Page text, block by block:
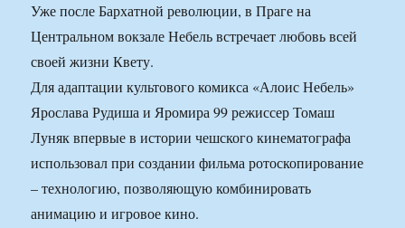
Уже после Бархатной революции, в Праге на
Центральном вокзале Небель встречает любовь всей
своей жизни Квету.
Для адаптации культового комикса «Алоис Небель»
Ярослава Рудиша и Яромира 99 режиссер Томаш
Луняк впервые в истории чешского кинематографа
использовал при создании фильма ротоскопирование
– технологию, позволяющую комбинировать
анимацию и игровое кино.